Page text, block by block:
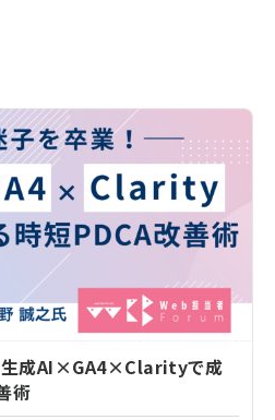
生成AI×GA4×Clarityで成
術